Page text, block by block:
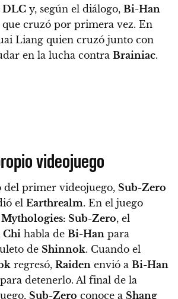
DLC y, según el diálogo, Bi-Han
que cruzó por primera vez. En
Liang quien cruzó junto con
en la lucha contra Brainiac.
videojuego
del primer videojuego, Sub-Zero
el Earthrealm. En el juego
Sub-Zero, el
Chi habla de Bi-Han para
de Shinnok. Cuando el
regresó, Raiden envió a Bi-Han
para detenerlo. Al final de la
Sub-Zero conoce a Shang